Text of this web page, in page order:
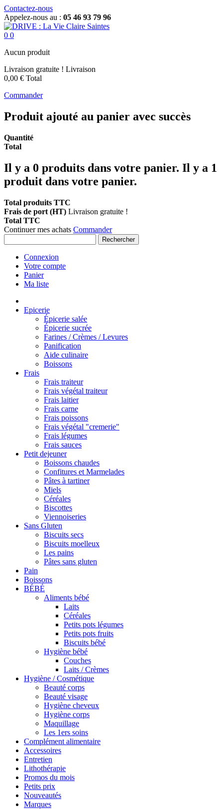
Contactez-nous
Appelez-nous au : 05 46 93 79 96
0 0
Aucun produit
Livraison gratuite ! Livraison
0,00 € Total
Commander
Produit ajouté au panier avec succès
Quantité
Total
Il y a 0 produits dans votre panier. Il y a 1
produit dans votre panier.
Total produits TTC
Frais de port (HT) Livraison gratuite !
Total TTC
Continuer mes achats Commander
Rechercher
Connexion
Votre compte
Panier
Ma liste
Epicerie
Épicerie salée
Épicerie sucrée
Farines / Crèmes / Levures
Panification
Aide culinaire
Boissons
Frais
Frais traiteur
Frais végétal traiteur
Frais laitier
Frais carne
Frais poissons
Frais végétal "cremerie"
Frais légumes
Frais sauces
Petit dejeuner
Boissons chaudes
Confitures et Marmelades
Pâtes à tartiner
Miels
Céréales
Biscottes
Viennoiseries
Sans Gluten
Biscuits secs
Biscuits moelleux
Les pains
Pâtes sans gluten
Pain
Boissons
BÉBÉ
Aliments bébé
Laits
Céréales
Petits pots légumes
Petits pots fruits
Biscuits bébé
Hygiène bébé
Couches
Laits / Crèmes
Hygiène / Cosmétique
Beauté corps
Beauté visage
Hygiène cheveux
Hygiène corps
Maquillage
Les 1ers soins
Complément alimentaire
Accessoires
Entretien
Lithothérapie
Promos du mois
Petits prix
Nouveautés
Marques